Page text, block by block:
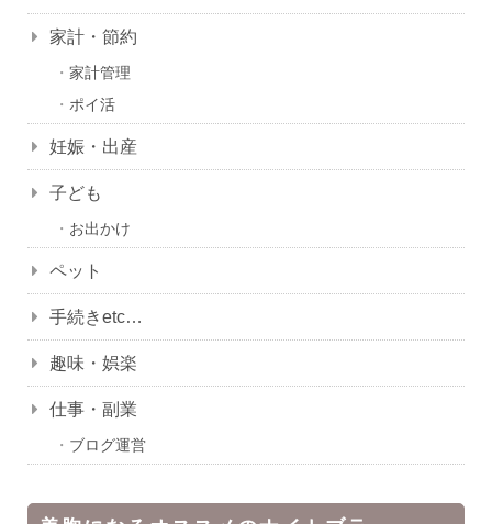
家計・節約
家計管理
ポイ活
妊娠・出産
子ども
お出かけ
ペット
手続きetc…
趣味・娯楽
仕事・副業
ブログ運営